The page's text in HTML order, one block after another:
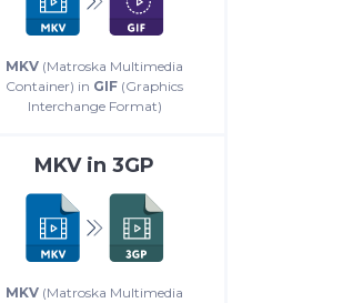
MKV (Matroska Multimedia
Container) in GIF (Graphics
Interchange Format)
MKVin 3GP
MKV (Matroska Multimedia